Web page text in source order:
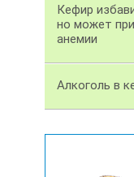
Кефир
но может
анемии
Алкоголь в